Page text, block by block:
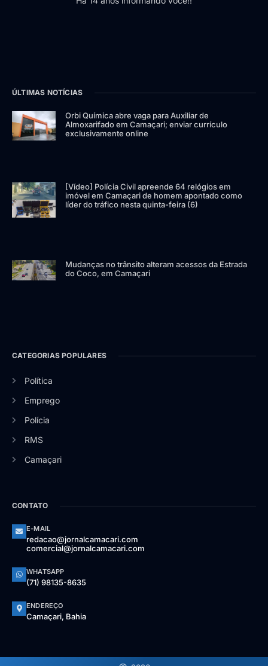
ÚLTIMAS NOTÍCIAS
Orbi Química abre vaga para Auxiliar de
Almoxarifado em Camaçari; enviar currículo
exclusivamente online
[Vídeo] Polícia Civil apreende 64 relógios em
imóvel em Camaçari de homem apontado como
líder do tráfico nesta quinta-feira (6)
Mudanças no trânsito alteram acessos da Estrada
do Coco, em Camaçari
CATEGORIAS POPULARES
Política
Emprego
Polícia
RMS
Camaçari
CONTATO
E-MAIL
redacao@jornalcamacari.com
comercial@jornalcamacari.com
WHATSAPP
(71) 98135-8635
ENDEREÇO
Camaçari, Bahia